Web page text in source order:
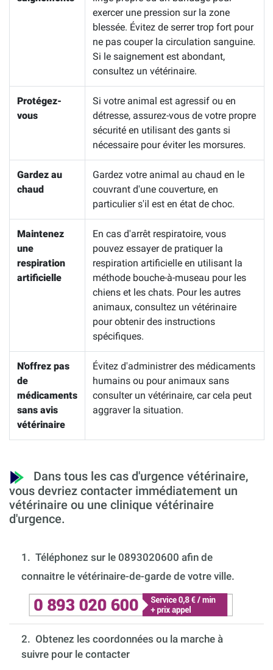
exercer une pression sur la zone
blessée. Évitez de serrer trop fort pour
ne pas couper la circulation sanguine.
Si le saignement est abondant,
consultez un vétérinaire.
Protégez-
vous
Si votre animal est agressif ou en
détresse, assurez-vous de votre propre
sécurité en utilisant des gants si
nécessaire pour éviter les morsures.
Gardez au
chaud
Gardez votre animal au chaud en le
couvrant d'une couverture, en
particulier s'il est en état de choc.
Maintenez
une
respiration
artificielle
En cas d'arrêt respiratoire, vous
pouvez essayer de pratiquer la
respiration artificielle en utilisant la
méthode bouche-à-museau pour les
chiens et les chats. Pour les autres
animaux, consultez un vétérinaire
pour obtenir des instructions
spécifiques.
N'offrez pas
de
médicaments
sans avis
vétérinaire
Évitez d'administrer des médicaments
humains ou pour animaux sans
consulter un vétérinaire, car cela peut
aggraver la situation.
Dans tous les cas d'urgence vétérinaire,
vous devriez contacter immédiatement un
vétérinaire ou une clinique vétérinaire
d'urgence.
1. Téléphonez sur le 0893020600 afin de
connaitre le vétérinaire-de-garde de votre ville.
2. Obtenez les coordonnées ou la marche à
suivre pour le contacter